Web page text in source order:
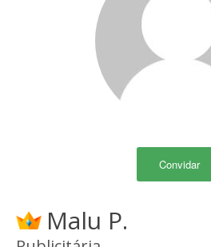
Convidar
Malu P.